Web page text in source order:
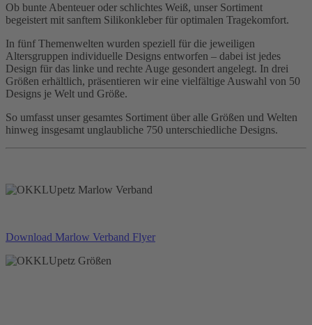
Ob bunte Abenteuer oder schlichtes Weiß, unser Sortiment
begeistert mit sanftem Silikonkleber für optimalen Tragekomfort.
In fünf Themenwelten wurden speziell für die jeweiligen
Altersgruppen individuelle Designs entworfen – dabei ist jedes
Design für das linke und rechte Auge gesondert angelegt. In drei
Größen erhältlich, präsentieren wir eine vielfältige Auswahl von 50
Designs je Welt und Größe.
So umfasst unser gesamtes Sortiment über alle Größen und Welten
hinweg insgesamt unglaubliche 750 unterschiedliche Designs.
Download Marlow Verband Flyer